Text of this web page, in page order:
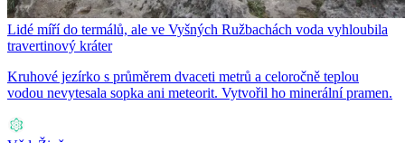
Lidé míří do termálů, ale ve Vyšných Ružbachách voda vyhloubila
travertinový kráter
Kruhové jezírko s průměrem dvaceti metrů a celoročně teplou
vodou nevytesala sopka ani meteorit. Vytvořil ho minerální pramen.